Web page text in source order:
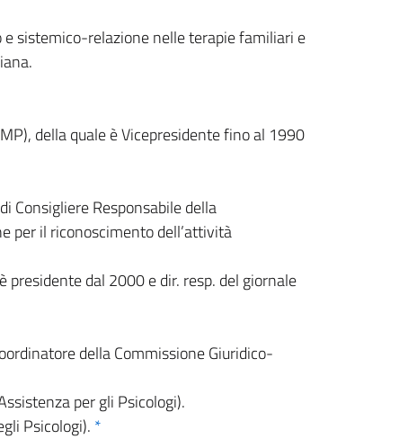
sistemico-relazione nelle terapie familiari e
della quale è Vicepresidente fino al 1990
Responsabile della
per il riconoscimento dell’attività
dal 2000 e dir. resp. del giornale
della Commissione Giuridico-
per gli Psicologi).
Psicologi). *